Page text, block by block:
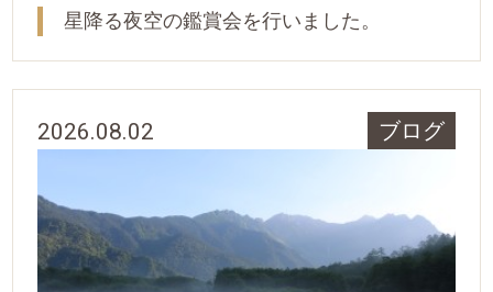
星降る夜空の鑑賞会を行いました。
2026.08.02 ブログ